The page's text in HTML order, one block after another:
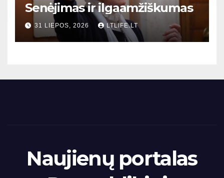
Senėjimas ir ilgaamžiškumas
31 LIEPOS, 2026 LTLIFE.LT
Naujienų portalas